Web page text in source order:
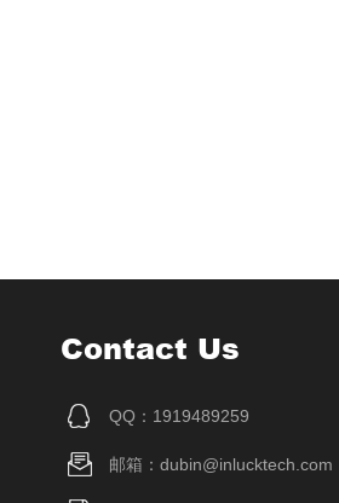
Contact Us
QQ：1919489259
邮箱：dubin@inlucktech.com